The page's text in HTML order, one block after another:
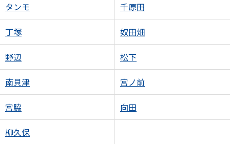
タンモ 千原田
丁塚 奴田畑
野辺 松下
南貝津 宮ノ前
宮脇 向田
柳久保